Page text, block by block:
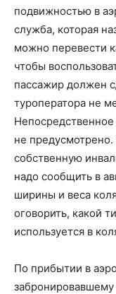
подвижностью в
служба, которая
можно перевести
чтобы
пассажир должен
туроператора не
не
собственную
надо сообщить в
ширины и веса
оговорить, какой
используется в
По прибытии в